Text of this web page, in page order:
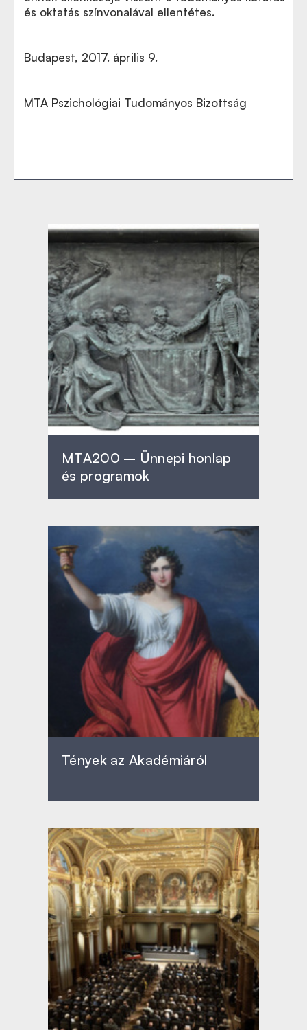
és oktatás színvonalával ellentétes.
Budapest, 2017. április 9.
MTA Pszichológiai Tudományos Bizottság
MTA200 – Ünnepi honlap
és programok
Tények az Akadémiáról